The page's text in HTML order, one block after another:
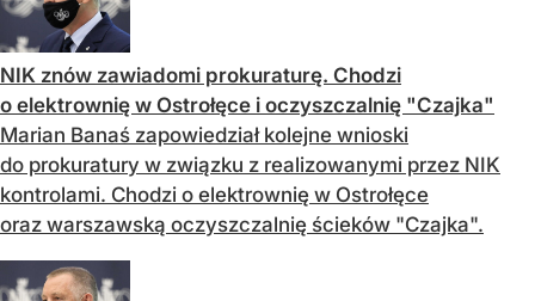
NIK znów zawiadomi prokuraturę. Chodzi
o elektrownię w Ostrołęce i oczyszczalnię "Czajka"
Marian Banaś zapowiedział kolejne wnioski
do prokuratury w związku z realizowanymi przez NIK
kontrolami. Chodzi o elektrownię w Ostrołęce
oraz warszawską oczyszczalnię ścieków "Czajka".